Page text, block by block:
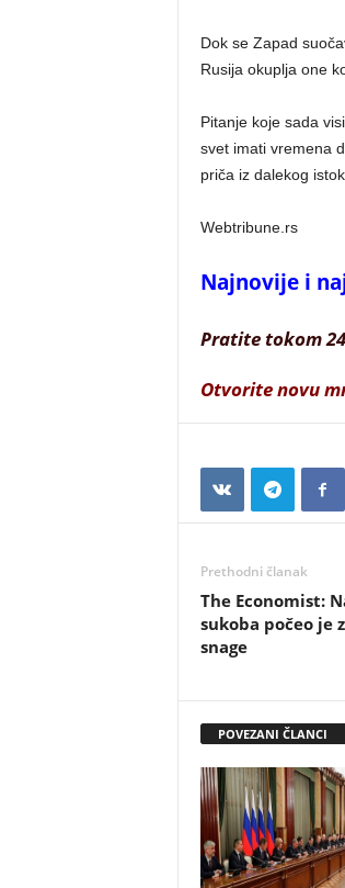
Dok se Zapad
Rusija okuplja one
Pitanje koje sada
svet imati vremena
priča iz dalekog
Webtribune.rs
Najnovije i
Pratite tokom
Otvorite novu
Prethodni članak
The Economist:
sukoba počeo je
snage
POVEZANI ČLANCI